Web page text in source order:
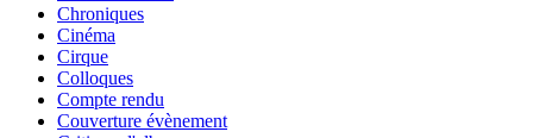
Chroniques
Cinéma
Cirque
Colloques
Compte rendu
Couverture évènement